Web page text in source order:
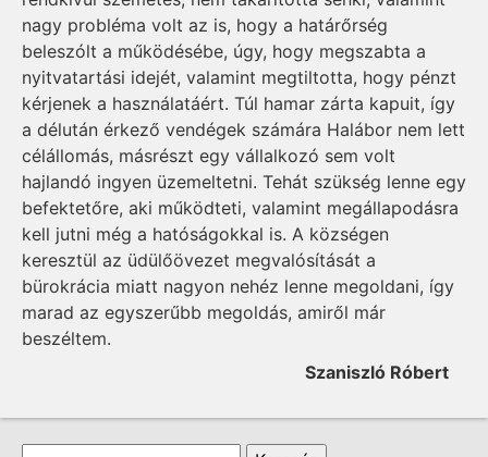
nagy probléma volt az is, hogy a határőrség
beleszólt a működésébe, úgy, hogy megszabta a
nyitvatartási idejét, valamint megtiltotta, hogy pénzt
kérjenek a használatáért. Túl hamar zárta kapuit, így
a délután érkező vendégek számára Halábor nem lett
célállomás, másrészt egy vállalkozó sem volt
hajlandó ingyen üzemeltetni. Tehát szükség lenne egy
befektetőre, aki működteti, valamint megállapodásra
kell jutni még a hatóságokkal is. A községen
keresztül az üdülőövezet megvalósítását a
bürokrácia miatt nagyon nehéz lenne megoldani, így
marad az egyszerűbb megoldás, amiről már
beszéltem.
Szaniszló Róbert
Keresés űrlap